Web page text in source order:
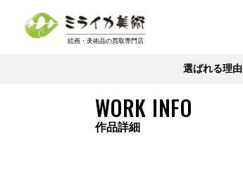
選ばれる理由
WORK INFO
作品詳細